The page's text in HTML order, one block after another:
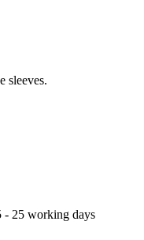
sleeves.
- 25 working days